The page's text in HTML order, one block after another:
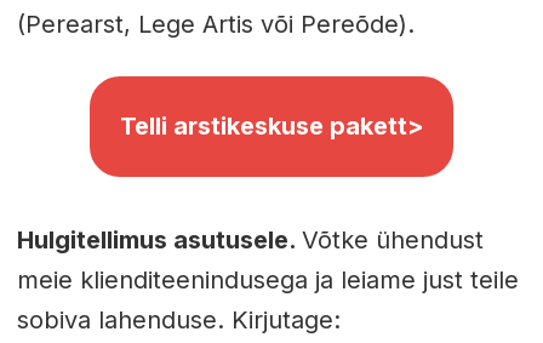
(Perearst, Lege Artis või Pereõde).
Telli arstikeskuse pakett>
Hulgitellimus asutusele. Võtke ühendust
meie klienditeenindusega ja leiame just teile
sobiva lahenduse. Kirjutage: